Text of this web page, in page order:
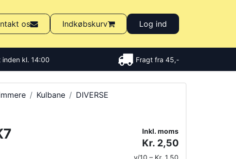
os Indkøbskurv Log ind
inden kl. 14:00 Fragt fra 45,-
Kulbane
DIVERSE
Inkl. moms
Kr. 2,50
v/10 – Kr. 1,50